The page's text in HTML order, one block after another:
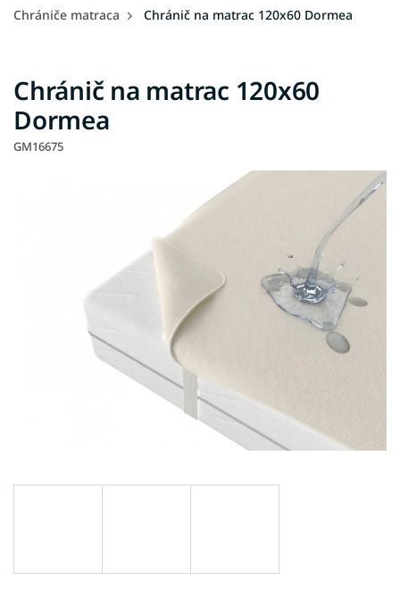
Chrániče matraca
Chránič na matrac 120x60 Dormea
Chránič na matrac 120x60
Dormea
GM16675